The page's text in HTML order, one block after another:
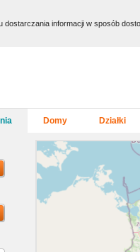
informacji w sposób
Domy Działki